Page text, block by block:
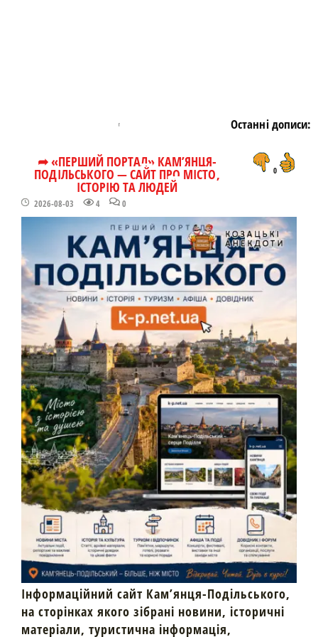
Останні дописи:
➦ «ПЕРШИЙ ПОРТАЛ» КАМ’ЯНЦЯ-
ПОДІЛЬСЬКОГО — САЙТ ПРО МІСТО,
ІСТОРІЮ ТА ЛЮДЕЙ
2026-08-03 4 0
0
Інформаційний сайт Кам’янця-Подільського,
на сторінках якого зібрані новини, історичні
матеріали, туристична інформація,